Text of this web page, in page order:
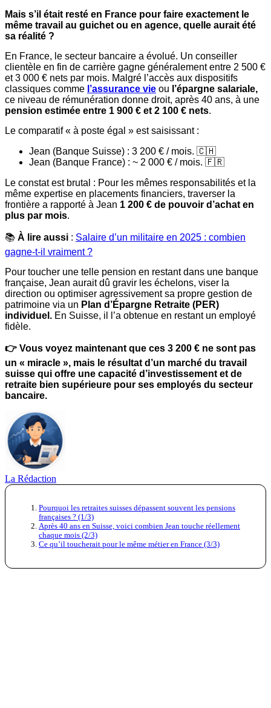
Mais s’il était resté en France pour faire exactement le
même travail au guichet ou en agence, quelle aurait été
sa réalité ?
En France, le secteur bancaire a évolué. Un conseiller
clientèle en fin de carrière gagne généralement entre 2 500 €
et 3 000 € nets par mois. Malgré l’accès aux dispositifs
classiques comme l’assurance vie ou l’épargne salariale,
ce niveau de rémunération donne droit, après 40 ans, à une
pension estimée entre 1 900 € et 2 100 € nets.
Le comparatif « à poste égal » est saisissant :
Jean (Banque Suisse) : 3 200 € / mois. 🇨🇭
Jean (Banque France) : ~ 2 000 € / mois. 🇫🇷
Le constat est brutal : Pour les mêmes responsabilités et la
même expertise en placements financiers, traverser la
frontière a rapporté à Jean 1 200 € de pouvoir d’achat en
plus par mois.
📚 À lire aussi : Salaire d’un militaire en 2025 : combien
gagne-t-il vraiment ?
Pour toucher une telle pension en restant dans une banque
française, Jean aurait dû gravir les échelons, viser la
direction ou optimiser agressivement sa propre gestion de
patrimoine via un Plan d’Épargne Retraite (PER)
individuel. En Suisse, il l’a obtenue en restant un employé
fidèle.
👉 Vous voyez maintenant que ces 3 200 € ne sont pas
un « miracle », mais le résultat d’un marché du travail
suisse qui offre une capacité d’investissement et de
retraite bien supérieure pour ses employés du secteur
bancaire.
La Rédaction
Pourquoi les retraites suisses dépassent souvent les pensions
françaises ? (1/3)
Après 40 ans en Suisse, voici combien Jean touche réellement
chaque mois (2/3)
Ce qu’il toucherait pour le même métier en France (3/3)